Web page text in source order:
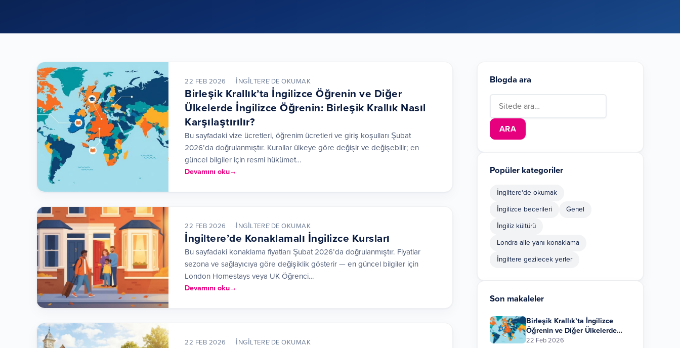
22 FEB 2026 İNGILTERE'DE OKUMAK
Birleşik Krallık’ta İngilizce Öğrenin ve Diğer
Ülkelerde İngilizce Öğrenin: Birleşik Krallık Nasıl
Karşılaştırılır?
Bu sayfadaki vize ücretleri, öğrenim ücretleri ve giriş koşulları Şubat
2026’da doğrulanmıştır. Kurallar ülkeye göre değişir ve değişebilir; en
güncel bilgiler için resmi hükümet…
Devamını oku
22 FEB 2026 İNGILTERE'DE OKUMAK
İngiltere’de Konaklamalı İngilizce Kursları
Bu sayfadaki konaklama fiyatları Şubat 2026’da doğrulanmıştır. Fiyatlar
sezona ve sağlayıcıya göre değişiklik gösterir — en güncel bilgiler için
London Homestays veya UK Öğrenci…
Devamını oku
22 FEB 2026 İNGILTERE'DE OKUMAK
Blogda ara
Popüler kategoriler
İngiltere'de okumak
İngilizce becerileri Genel
İngiliz kültürü
Londra aile yanı konaklama
İngiltere gezilecek yerler
Son makaleler
Birleşik Krallık’ta İngilizce
Öğrenin ve Diğer Ülkelerde
İngilizce Öğrenin: Birleşik
22 Feb 2026